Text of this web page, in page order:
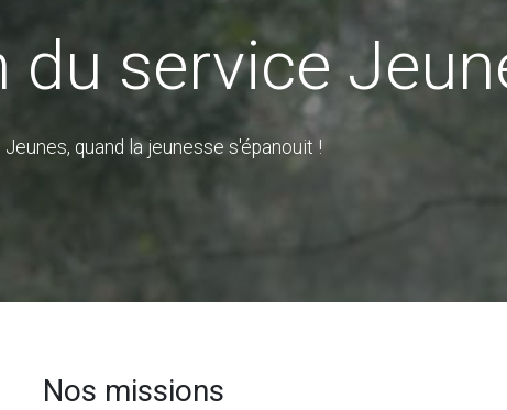
du service
Jeunes, quand la jeunesse s'épanouit !
Nos missions